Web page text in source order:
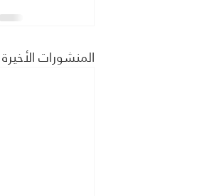
المنشورات الأخيرة